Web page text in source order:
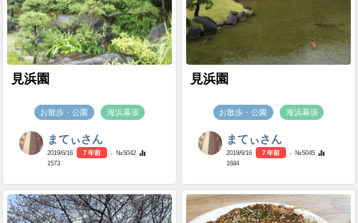
見浜園
お散歩・公園 海浜幕張
まてぃさん
2019/6/16 7 年前
- №5042
1573
見浜園
お散歩・公園 海浜幕張
まてぃさん
2019/6/16 7 年前
- №5045
1684